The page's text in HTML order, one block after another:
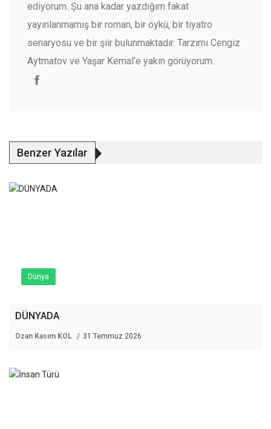
ediyorum. Şu ana kadar yazdığım fakat
yayınlanmamış bir roman, bir öykü, bir tiyatro
senaryosu ve bir şiir bulunmaktadır. Tarzımı Cengiz
Aytmatov ve Yaşar Kemal’e yakın görüyorum.
Benzer Yazılar
Dünya
DÜNYADA
Ozan Kasım KOL 31 Temmuz 2026